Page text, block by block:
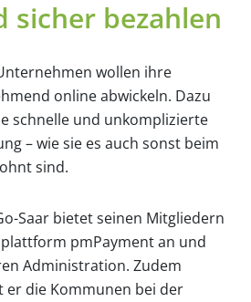
sicher bezahlen
wollen ihre
online abwickeln. Dazu
schnelle und unkomplizierte
– wie sie es auch sonst beim
sind.
Saar bietet seinen Mitgliedern
pmPayment an und
Administration. Zudem
die Kommunen bei der